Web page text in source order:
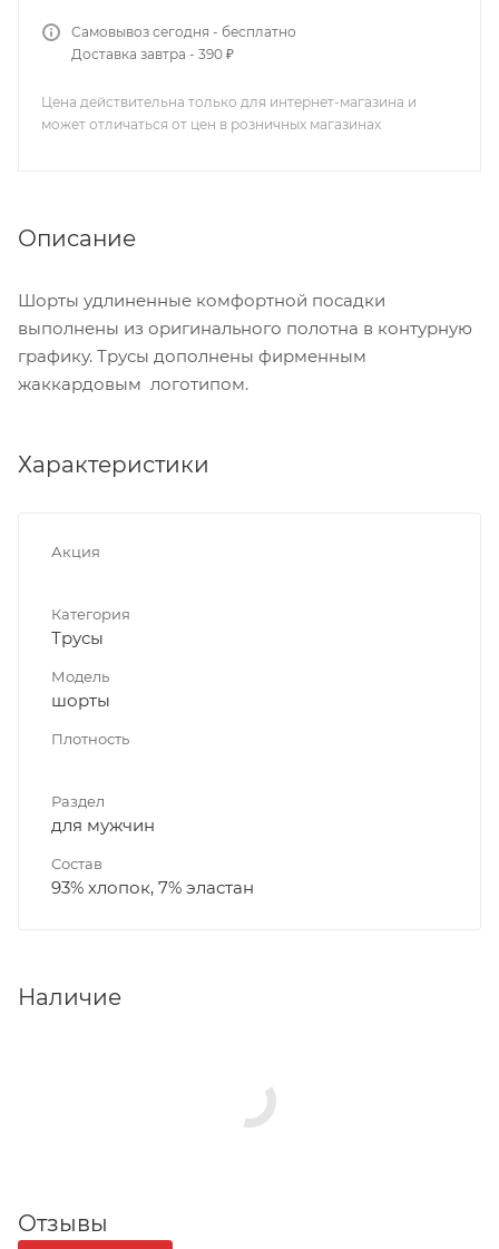
Самовывоз сегодня - бесплатно
Доставка завтра - 390 ₽
Цена действительна только для интернет-магазина и
может отличаться от цен в розничных магазинах
Описание
Шорты удлиненные комфортной посадки
выполнены из оригинального полотна в контурную
графику. Трусы дополнены фирменным
жаккардовым логотипом.
Характеристики
Акция
Категория
Трусы
Модель
шорты
Плотность
Раздел
для мужчин
Состав
93% хлопок, 7% эластан
Наличие
Отзывы